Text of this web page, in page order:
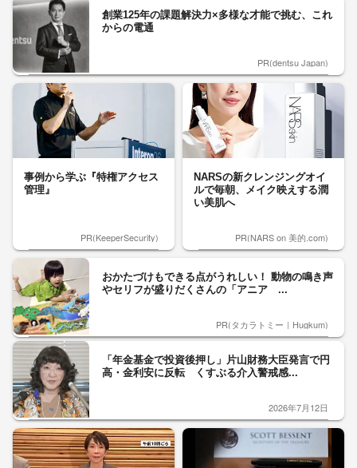
創業125年の課題解決力×多様な才能で挑む、これ
からの電通
PR(dentsu Japan)
事例から学ぶ『特権アクセス
管理』
PR(KeeperSecurity)
NARSの新クレンジングオイ
ルで毎朝、メイク映えする潤
い美肌へ
PR(NARS on 美的.com)
おかたづけもできる点がうれしい！ 動物の鳴き声
やセリフが盛りだくさんの「アニア ...
PR(タカラトミー｜Hugkum)
「年金基金で投資後押し」片山財務大臣発言で円
高・金利安に反転 くすぶる介入警戒感...
2026年7月12日